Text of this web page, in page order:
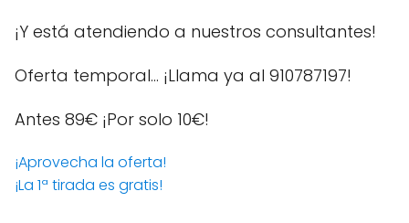
¡Y está atendiendo a nuestros consultantes!
Oferta temporal… ¡Llama ya al 910787197!
Antes 89€ ¡Por solo 10€!
¡Aprovecha la oferta!
¡La 1ª tirada es gratis!